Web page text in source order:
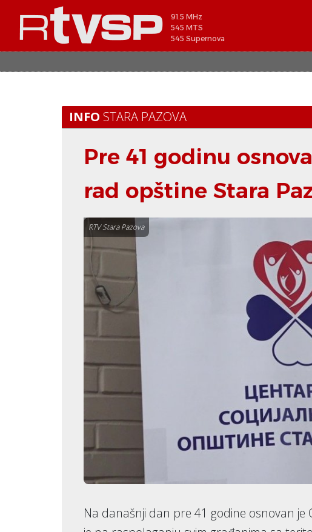
91.5 MHz
545 MTS
545 Supernova
INFO STARA PAZOVA
Pre 41 godinu
rad opštine Stara
RTV Stara Pazova
Na današnji dan pre 41 godine osnovan